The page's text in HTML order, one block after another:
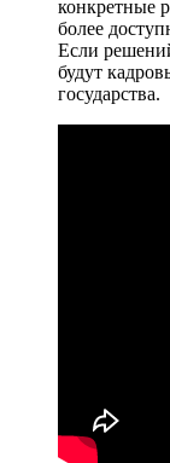
конкретные
более
Если
будут
государства.